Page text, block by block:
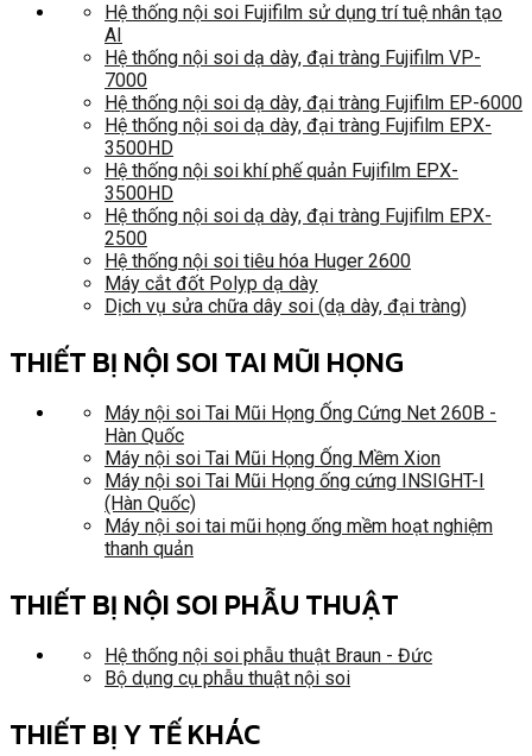
Hệ thống nội soi Fujifilm sử dụng trí tuệ nhân tạo
AI
Hệ thống nội soi dạ dày, đại tràng Fujifilm VP-
7000
Hệ thống nội soi dạ dày, đại tràng Fujifilm EP-6000
Hệ thống nội soi dạ dày, đại tràng Fujifilm EPX-
3500HD
Hệ thống nội soi khí phế quản Fujifilm EPX-
3500HD
Hệ thống nội soi dạ dày, đại tràng Fujifilm EPX-
2500
Hệ thống nội soi tiêu hóa Huger 2600
Máy cắt đốt Polyp dạ dày
Dịch vụ sửa chữa dây soi (dạ dày, đại tràng)
THIẾT BỊ NỘI SOI TAI MŨI HỌNG
Máy nội soi Tai Mũi Họng Ống Cứng Net 260B -
Hàn Quốc
Máy nội soi Tai Mũi Họng Ống Mềm Xion
Máy nội soi Tai Mũi Họng ống cứng INSIGHT-I
(Hàn Quốc)
Máy nội soi tai mũi họng ống mềm hoạt nghiệm
thanh quản
THIẾT BỊ NỘI SOI PHẪU THUẬT
Hệ thống nội soi phẫu thuật Braun - Đức
Bộ dụng cụ phẫu thuật nội soi
THIẾT BỊ Y TẾ KHÁC